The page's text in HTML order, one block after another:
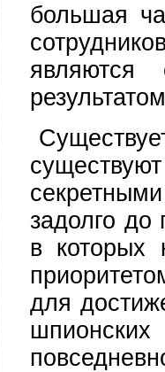
большая
задолго
в которых
для